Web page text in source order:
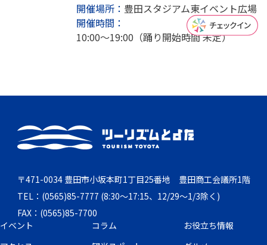
開催場所： 豊田スタジアム東イベント広場
開催時間：
10:00～19:00（踊り開始時間 未定）
〒471-0034 豊田市小坂本町1丁目25番地 豊田商工会議所1階
TEL：(0565)85-7777 (8:30～17:15、12/29～1/3除く)
FAX：(0565)85-7700
イベント
コラム
お役立ち情報